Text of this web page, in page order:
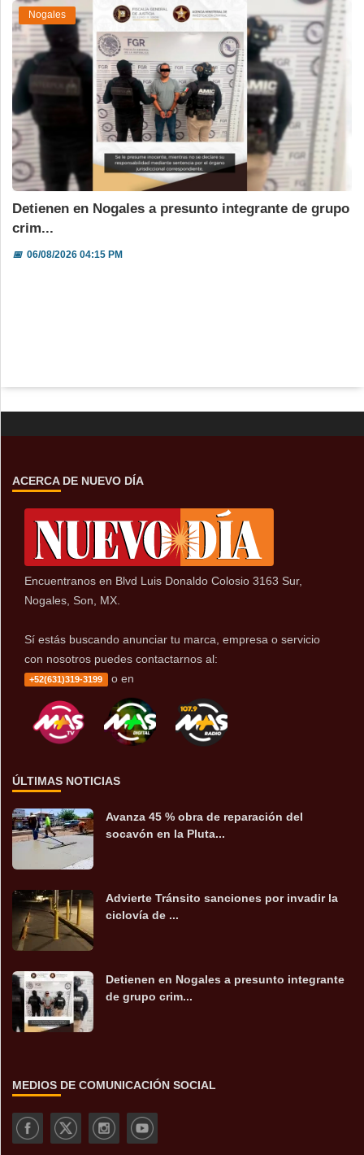
Nogales
Detienen en Nogales a presunto integrante de grupo
crim...
📅06/08/2026 04:15 PM
ACERCA DE NUEVO DÍA
Encuentranos en Blvd Luis Donaldo Colosio 3163 Sur,
Nogales, Son, MX.
Sí estás buscando anunciar tu marca, empresa o servicio
con nosotros puedes contactarnos al:
+52(631)319-3199 o en
ÚLTIMAS NOTICIAS
Avanza 45 % obra de reparación del
socavón en la Pluta...
Advierte Tránsito sanciones por invadir la
ciclovía de ...
Detienen en Nogales a presunto integrante
de grupo crim...
MEDIOS DE COMUNICACIÓN SOCIAL